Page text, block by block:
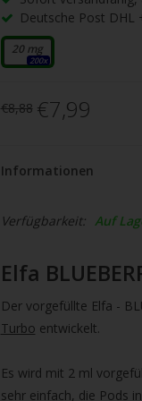
Deutsche Post DHL
20 mg
200x
€8,88 €7,99
Informationen
Verfügbarkeit: Auf
Elfa
Der vorgefüllte Elfa -
Turbo entwickelt.
Es wird mit 2 ml
sehr einfach, die Pods